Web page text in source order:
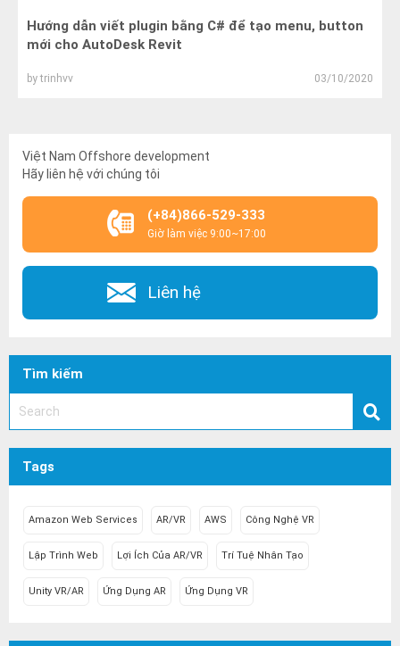
Hướng dẫn viết plugin bằng C# để tạo menu, button
mới cho AutoDesk Revit
bytrinhvv 03/10/2020
Việt Nam Offshore development
Hãy liên hệ với chúng tôi
(+84)866-529-333
Giờ làm việc 9:00~17:00
Liên hệ
Tìm kiếm
Tags
Amazon Web Services AR/VR AWS Công Nghệ VR
Lập Trình Web Lợi Ích Của AR/VR Trí Tuệ Nhân Tạo
Unity VR/AR Ứng Dụng AR Ứng Dụng VR